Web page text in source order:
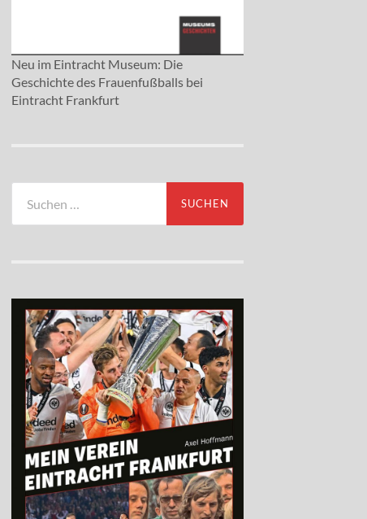
Neu im Eintracht Museum: Die
Geschichte des Frauenfußballs bei
Eintracht Frankfurt
nach: